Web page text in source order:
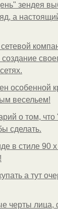
зендея
а
особенной
весельем!
о том,
сделать.
в стиле 90
а тут
черты лица,